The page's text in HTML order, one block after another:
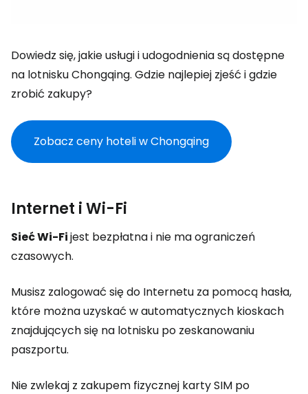
Dowiedz się, jakie usługi i udogodnienia są dostępne
na lotnisku Chongqing. Gdzie najlepiej zjeść i gdzie
zrobić zakupy?
Zobacz ceny hoteli w Chongqing
Internet i Wi-Fi
Sieć Wi-Fijest bezpłatna i nie ma ograniczeń
czasowych.
Musisz zalogować się do Internetu za pomocą hasła,
które można uzyskać w automatycznych kioskach
znajdujących się na lotnisku po zeskanowaniu
paszportu.
Nie zwlekaj z zakupem fizycznej karty SIM po